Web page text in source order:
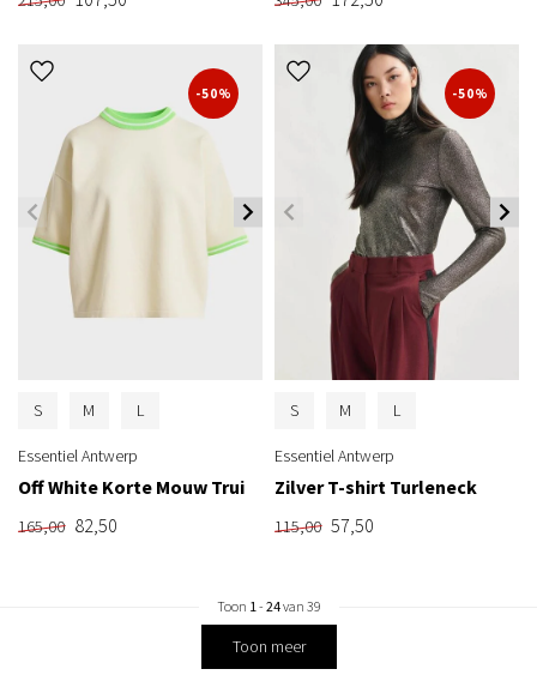
-50%
S M L
Essentiel Antwerp
Off White Korte Mouw Trui
165,00 82,50
-50%
S M L
Essentiel Antwerp
Zilver T-shirt Turleneck
115,00 57,50
Toon 1 - 24van 39
Toon meer